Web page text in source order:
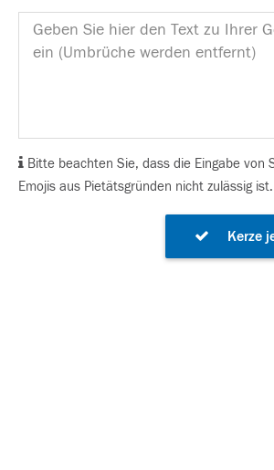
Bitte beachten Sie, dass die Eingabe von
Emojis aus Pietätsgründen nicht zulässig ist.
Kerze